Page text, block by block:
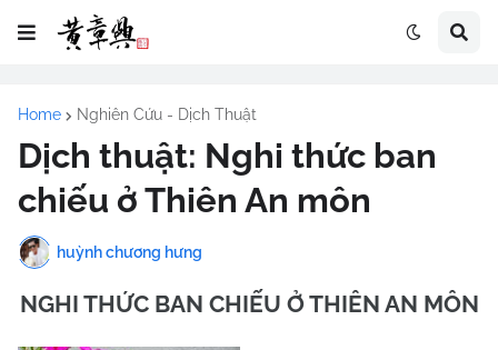
Home Nghiên Cứu - Dịch Thuật
Dịch thuật: Nghi thức ban
chiếu ở Thiên An môn
huỳnh chương hưng
NGHI THỨC BAN CHIẾU Ở THIÊN AN MÔN